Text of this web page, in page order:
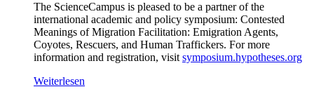
The ScienceCampus is pleased to be a partner of the
international academic and policy symposium: Contested
Meanings of Migration Facilitation: Emigration Agents,
Coyotes, Rescuers, and Human Traffickers. For more
information and registration, visit symposium.hypotheses.org
Weiterlesen